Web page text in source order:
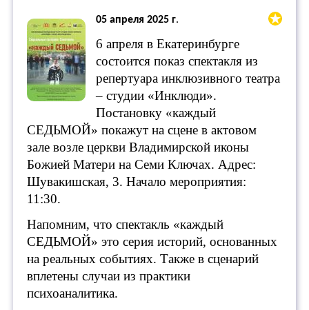
05 апреля 2025 г.
6 апреля в Екатеринбурге
состоится показ спектакля из
репертуара инклюзивного театра
– студии «Инклюди».
Постановку «каждый
СЕДЬМОЙ» покажут на сцене в актовом
зале возле церкви Владимирской иконы
Божией Матери на Семи Ключах. Адрес:
Шувакишская, 3. Начало мероприятия:
11:30.
Напомним, что спектакль «каждый
СЕДЬМОЙ» это серия историй, основанных
на реальных событиях. Также в сценарий
вплетены случаи из практики
психоаналитика.